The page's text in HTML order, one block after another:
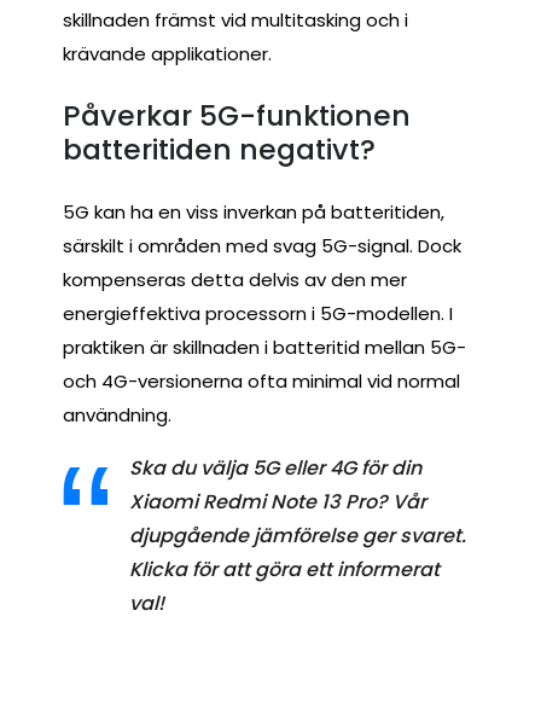
skillnaden främst vid multitasking och i
krävande applikationer.
Påverkar 5G-funktionen
batteritiden negativt?
5G kan ha en viss inverkan på batteritiden,
särskilt i områden med svag 5G-signal. Dock
kompenseras detta delvis av den mer
energieffektiva processorn i 5G-modellen. I
praktiken är skillnaden i batteritid mellan 5G-
och 4G-versionerna ofta minimal vid normal
användning.
Ska du välja 5G eller 4G för din
Xiaomi Redmi Note 13 Pro? Vår
djupgående jämförelse ger svaret.
Klicka för att göra ett informerat
val!